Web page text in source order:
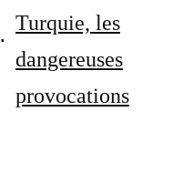
Turquie, les
dangereuses
provocations